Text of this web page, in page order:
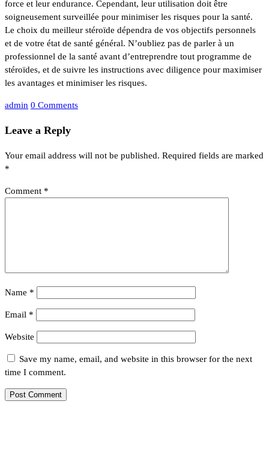
force et leur endurance. Cependant, leur utilisation doit être
soigneusement surveillée pour minimiser les risques pour la santé.
Le choix du meilleur stéroïde dépendra de vos objectifs personnels
et de votre état de santé général. N’oubliez pas de parler à un
professionnel de la santé avant d’entreprendre tout programme de
stéroïdes, et de suivre les instructions avec diligence pour maximiser
les avantages et minimiser les risques.
admin 0 Comments
Leave a Reply
Your email address will not be published. Required fields are marked
*
Comment *
Name *
Email *
Website
Save my name, email, and website in this browser for the next
time I comment.